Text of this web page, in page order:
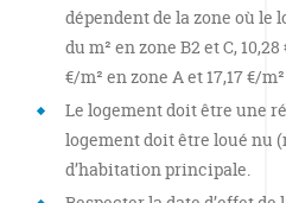
dépendent de la zone où le
du m² en zone B2 et C,
€/m² en zone A et 17,17 €/
Le logement doit être une
logement doit être loué nu
d’habitation principale.